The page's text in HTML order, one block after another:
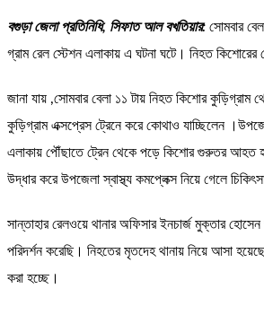
বগুড়া জেলা প্রতিনিধি, সিফাত আল বখতিয়ার: সোমবার
গ্রাম রেল স্টেশন এলাকায় এ ঘটনা ঘটে। নিহত কিশোরের
জানা যায় ,সোমবার বেলা ১১ টায় নিহত কিশোর কুড়িগ্রাম
কুড়িগ্রাম এক্সপ্রেস ট্রেনে করে কোথাও যাচ্ছিলেন
এলাকায় পৌঁছাতে ট্রেন থেকে পড়ে কিশোর গুরুতর আহত
উদ্ধার করে উপজেলা স্বাস্থ্য কমপ্লেক্স নিয়ে গেলে
সান্তাহার রেলওয়ে থানার অফিসার ইনচার্জ মুক্তার
পরিদর্শন করেছি। নিহতের মৃতদেহ থানায় নিয়ে আসা
করা হচ্ছে।